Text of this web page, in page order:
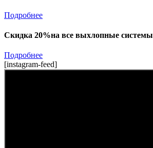
Подробнее
Скидка 20%на все выхлопные системы
Подробнее
[instagram-feed]